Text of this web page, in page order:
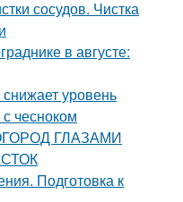
сосудов. Чистка
в августе:
уровень
чесноком
ОГОРОД ГЛАЗАМИ
Подготовка к